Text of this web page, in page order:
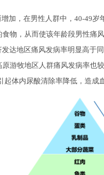
，在男性人群中，40-49岁
物，从而使该年龄段男性痛
达地区痛风发病率明显高于
游牧地区人群痛风发病率也
体内尿酸清除率降低，造成